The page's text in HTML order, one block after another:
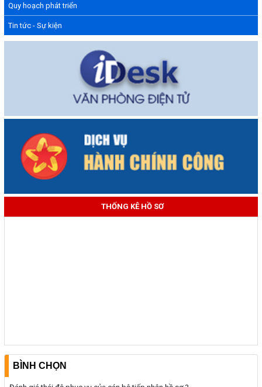
Quy hoạch phát triển
Tin tức - Sự kiện
THỐNG KÊ HỒ SƠ
BÌNH CHỌN